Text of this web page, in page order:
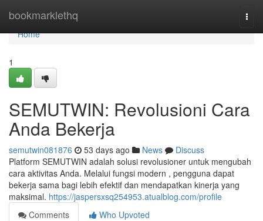
bookmarklethq
Home
Home
1
SEMUTWIN: Revolusioni Cara
Anda Bekerja
semutwin081876 53 days ago News
Discuss
Platform SEMUTWIN adalah solusi revolusioner untuk mengubah
cara aktivitas Anda. Melalui fungsi modern , pengguna dapat
bekerja sama bagi lebih efektif dan mendapatkan kinerja yang
maksimal. https://jaspersxsq254953.atualblog.com/profile
Comments
Who Upvoted